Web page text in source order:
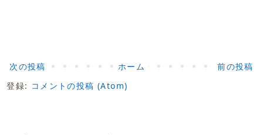
次の投稿 前の投稿
ホーム
登録: コメントの投稿 (Atom)